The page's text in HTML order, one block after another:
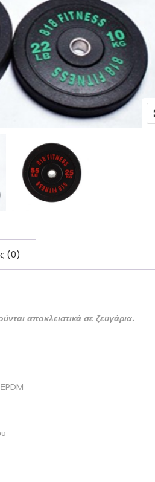
(0)
αποκλειστικά σε ζευγάρια.